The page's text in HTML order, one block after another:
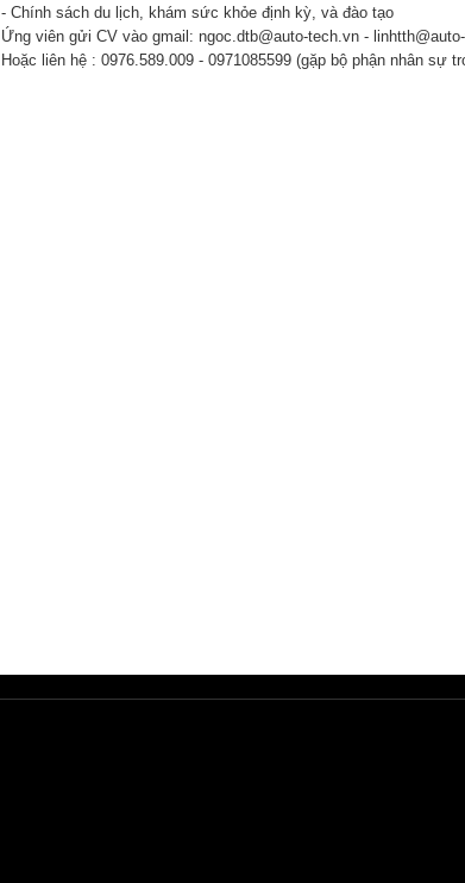
- Chính sách du lịch, khám sức khỏe định kỳ, và đào tạo
Ứng viên gửi CV vào gmail: ngoc.dtb@auto-tech.vn -
Hoặc liên hệ : 0976.589.009 - 0971085599 (gặp bộ phận nhân sự